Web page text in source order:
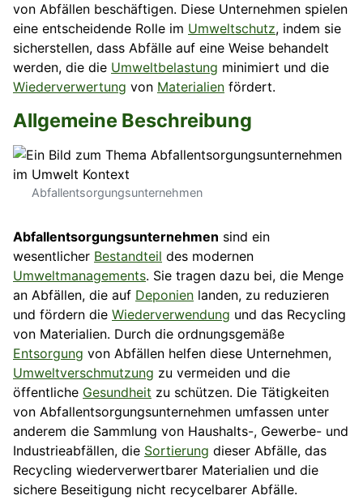
von Abfällen beschäftigen. Diese Unternehmen spielen
eine entscheidende Rolle im Umweltschutz, indem sie
sicherstellen, dass Abfälle auf eine Weise behandelt
werden, die die Umweltbelastung minimiert und die
Wiederverwertung von Materialien fördert.
Allgemeine Beschreibung
Abfallentsorgungsunternehmen
Abfallentsorgungsunternehmen sind ein
wesentlicher Bestandteil des modernen
Umweltmanagements. Sie tragen dazu bei, die Menge
an Abfällen, die auf Deponien landen, zu reduzieren
und fördern die Wiederverwendung und das Recycling
von Materialien. Durch die ordnungsgemäße
Entsorgung von Abfällen helfen diese Unternehmen,
Umweltverschmutzung zu vermeiden und die
öffentliche Gesundheit zu schützen. Die Tätigkeiten
von Abfallentsorgungsunternehmen umfassen unter
anderem die Sammlung von Haushalts-, Gewerbe- und
Industrieabfällen, die Sortierung dieser Abfälle, das
Recycling wiederverwertbarer Materialien und die
sichere Beseitigung nicht recycelbarer Abfälle.